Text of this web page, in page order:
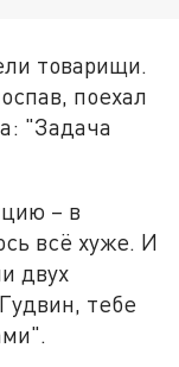
товарищи.
поехал
"Задача
– в
всё хуже. И
двух
тебе